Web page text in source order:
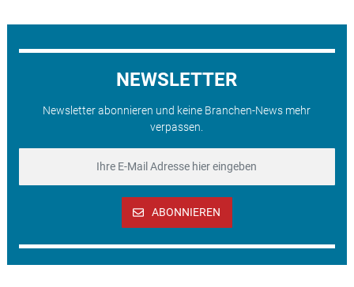
NEWSLETTER
Newsletter abonnieren und keine Branchen-News mehr
verpassen.
ABONNIEREN